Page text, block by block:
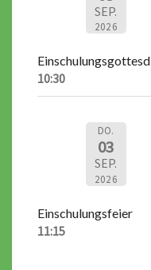
SEP.
2026
10:30
DO.
03
SEP.
2026
Einschulungsfeier
11:15